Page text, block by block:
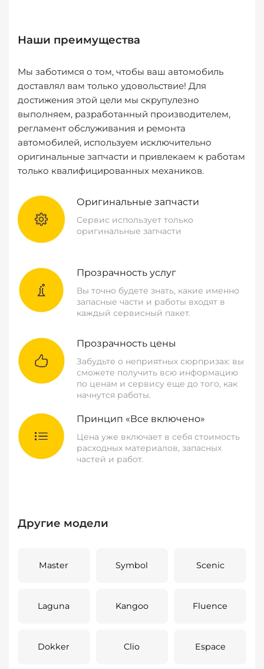
Наши преимущества
Мы заботимся о том, чтобы ваш автомобиль
доставлял вам только удовольствие! Для
достижения этой цели мы скрупулезно
выполняем, разработанный производителем,
регламент обслуживания и ремонта
автомобилей, используем исключительно
оригинальные запчасти и привлекаем к работам
только квалифицированных механиков.
Оригинальные запчасти
Сервис использует только
оригинальные запчасти
Прозрачность услуг
Вы точно будете знать, какие именно
запасные части и работы входят в
каждый сервисный пакет.
Прозрачность цены
Забудьте о неприятных сюрпризах: вы
сможете получить всю информацию
по ценам и сервису еще до того, как
начнутся работы.
Принцип «Все включено»
Цена уже включает в себя стоимость
расходных материалов, запасных
частей и работ.
Другие модели
Master Symbol Scenic
Laguna Kangoo Fluence
Dokker Clio Espace